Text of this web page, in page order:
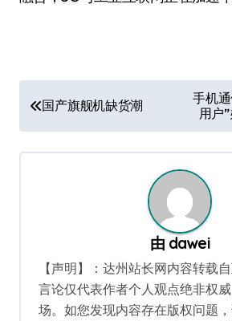
章
导
国产旗舰机缺货潮
手机
用户
由 dawei
【声明】：达州站长网内容转载
言论仅代表作者个人观点绝非权
场。如您发现内容存在版权问题